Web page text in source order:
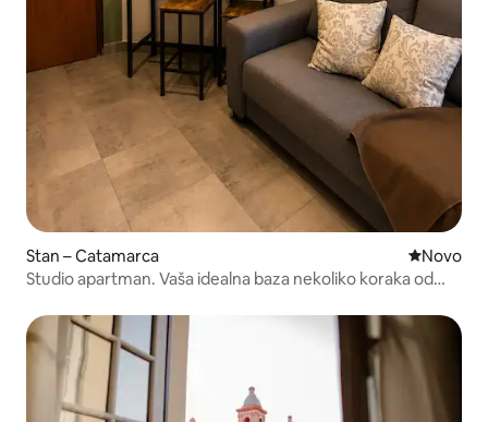
Stan – Catamarca Novi
Novo
Studio apartman. Vaša idealna baza nekoliko koraka od